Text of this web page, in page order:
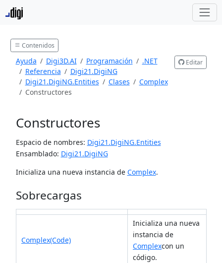
Contenidos
Ayuda Digi3D.AI Programación
.NET
Referencia
Digi21.DigiNG
Digi21.DigiNG.Entities
Clases
Complex
Constructores
Editar
Constructores
Espacio de nombres: Digi21.DigiNG.Entities
Ensamblado: Digi21.DigiNG
Inicializa una nueva instancia de Complex.
Sobrecargas
Complex(Code)
Inicializa una nueva
instancia de
Complexcon un
código.